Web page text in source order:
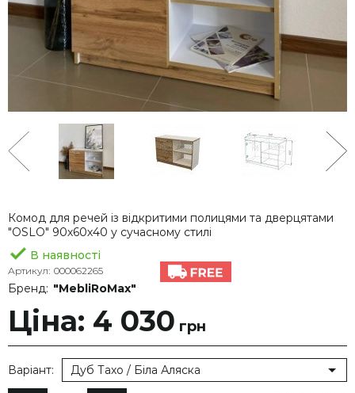
Комод для речей із відкритими полицями та дверцятами
"OSLO" 90х60х40 у сучасному стилі
В наявності
Артикул: 000062265
Бренд: "MebliRoMax"
Ціна: 4 030 грн
Варіант: Дуб Тахо / Біла Аляска